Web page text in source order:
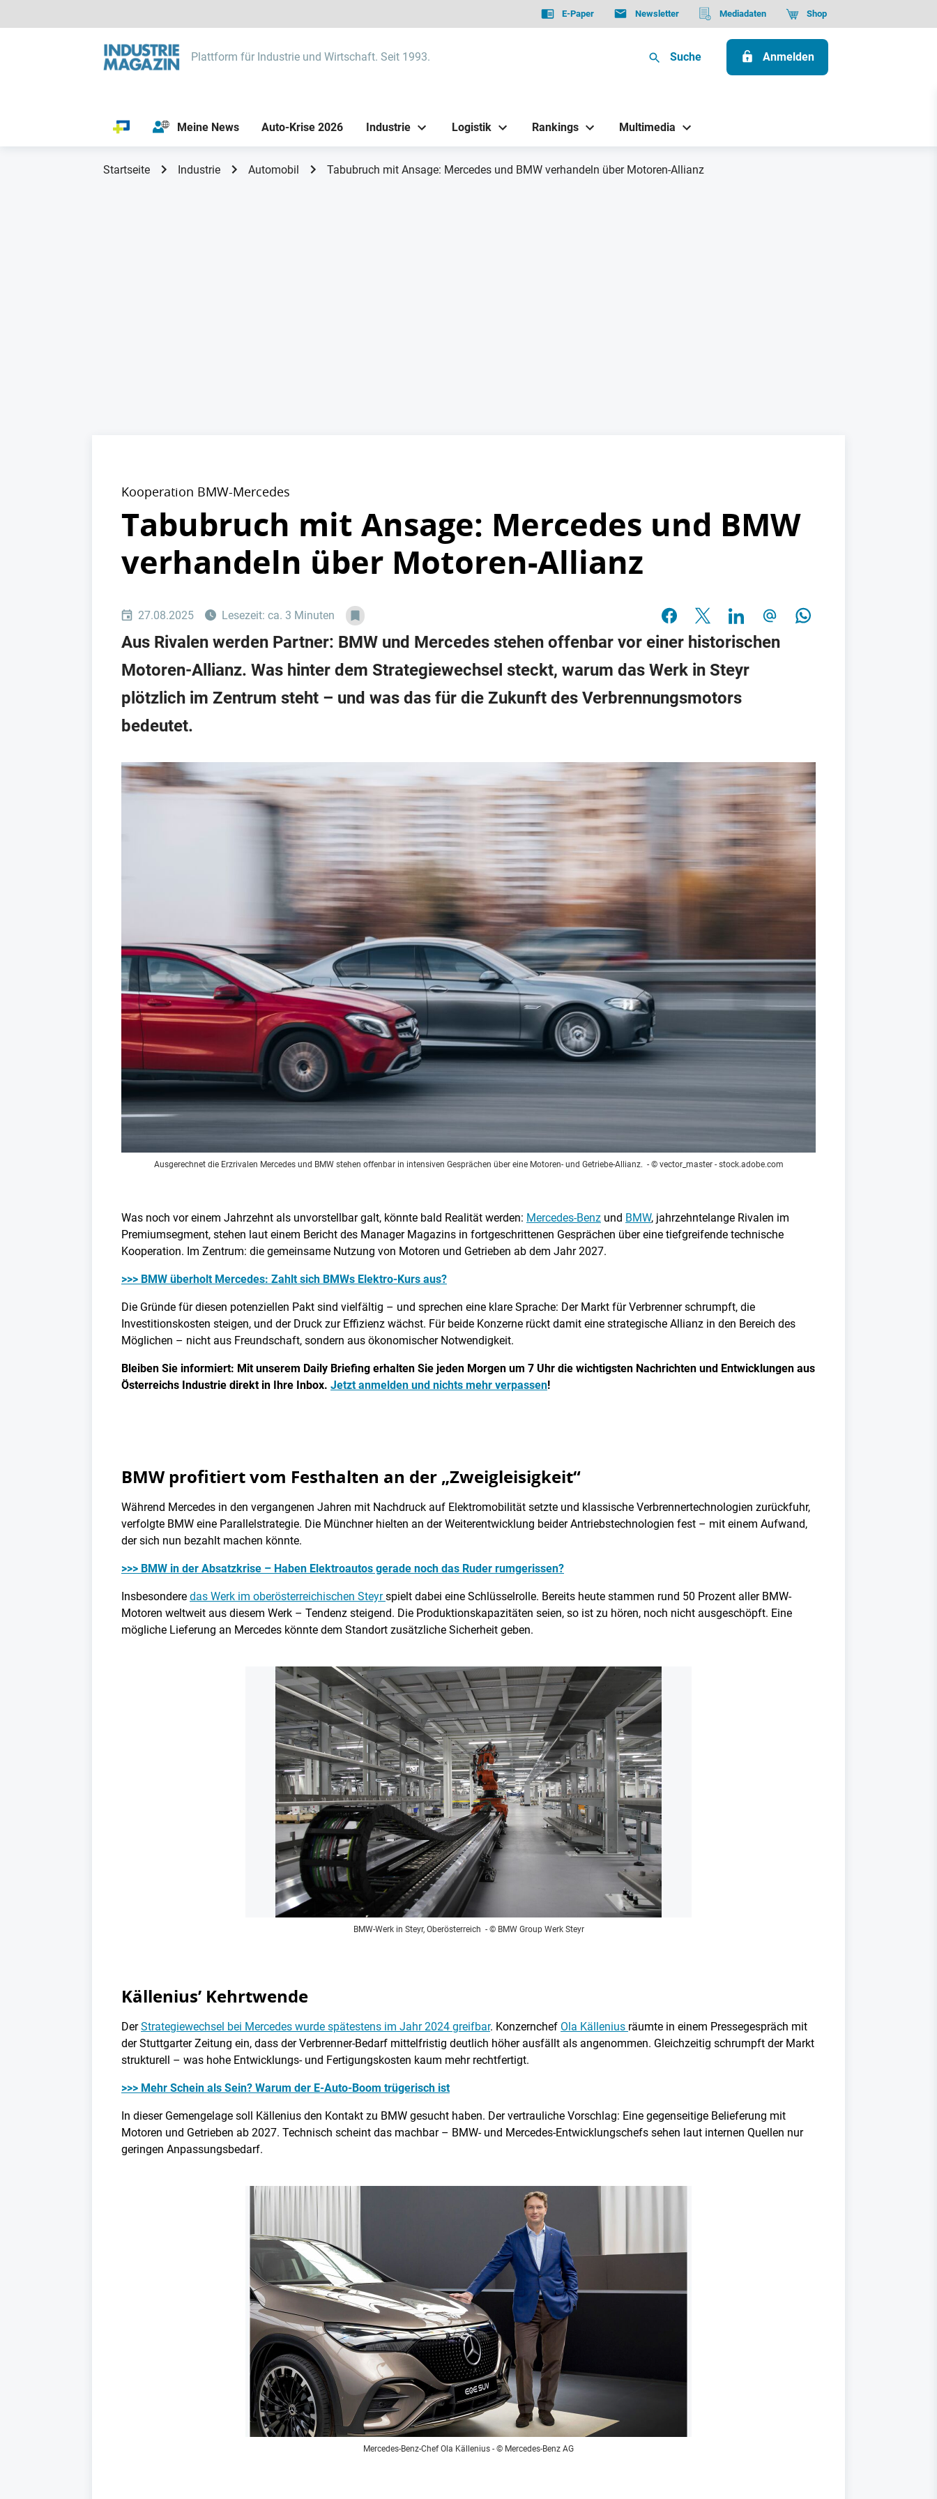
E-Paper Newsletter Mediadaten Shop
Plattform für Industrie und Wirtschaft. Seit 1993. Suche Anmelden
Meine News Auto-Krise 2026 Industrie Logistik Rankings Multimedia
Startseite Industrie Automobil Tabubruch mit Ansage: Mercedes und BMW verhandeln über Motoren-Allianz
Kooperation BMW-Mercedes
Tabubruch mit Ansage: Mercedes und BMW
verhandeln über Motoren-Allianz
27.08.2025 Lesezeit: ca. 3 Minuten
Aus Rivalen werden Partner: BMW und Mercedes stehen offenbar vor einer historischen
Motoren-Allianz. Was hinter dem Strategiewechsel steckt, warum das Werk in Steyr
plötzlich im Zentrum steht – und was das für die Zukunft des Verbrennungsmotors
bedeutet.
Ausgerechnet die Erzrivalen Mercedes und BMW stehen offenbar in intensiven Gesprächen über eine Motoren- und Getriebe-Allianz. - © vector_master - stock.adobe.com
Was noch vor einem Jahrzehnt als unvorstellbar galt, könnte bald Realität werden: Mercedes-Benz und BMW, jahrzehntelange Rivalen im
Premiumsegment, stehen laut einem Bericht des Manager Magazins in fortgeschrittenen Gesprächen über eine tiefgreifende technische
Kooperation. Im Zentrum: die gemeinsame Nutzung von Motoren und Getrieben ab dem Jahr 2027.
>>> BMW überholt Mercedes: Zahlt sich BMWs Elektro-Kurs aus?
Die Gründe für diesen potenziellen Pakt sind vielfältig – und sprechen eine klare Sprache: Der Markt für Verbrenner schrumpft, die
Investitionskosten steigen, und der Druck zur Effizienz wächst. Für beide Konzerne rückt damit eine strategische Allianz in den Bereich des
Möglichen – nicht aus Freundschaft, sondern aus ökonomischer Notwendigkeit.
Bleiben Sie informiert: Mit unserem Daily Briefing erhalten Sie jeden Morgen um 7 Uhr die wichtigsten Nachrichten und Entwicklungen aus
Österreichs Industrie direkt in Ihre Inbox. Jetzt anmelden und nichts mehr verpassen!
BMW profitiert vom Festhalten an der „Zweigleisigkeit“
Während Mercedes in den vergangenen Jahren mit Nachdruck auf Elektromobilität setzte und klassische Verbrennertechnologien zurückfuhr,
verfolgte BMW eine Parallelstrategie. Die Münchner hielten an der Weiterentwicklung beider Antriebstechnologien fest – mit einem Aufwand,
der sich nun bezahlt machen könnte.
>>> BMW in der Absatzkrise – Haben Elektroautos gerade noch das Ruder rumgerissen?
Insbesondere das Werk im oberösterreichischen Steyrspielt dabei eine Schlüsselrolle. Bereits heute stammen rund 50 Prozent aller BMW-
Motoren weltweit aus diesem Werk – Tendenz steigend. Die Produktionskapazitäten seien, so ist zu hören, noch nicht ausgeschöpft. Eine
mögliche Lieferung an Mercedes könnte dem Standort zusätzliche Sicherheit geben.
BMW-Werk in Steyr, Oberösterreich - © BMW Group Werk Steyr
Källenius’ Kehrtwende
DerStrategiewechsel bei Mercedes wurde spätestens im Jahr 2024 greifbar. Konzernchef Ola Källenius räumte in einem Pressegespräch mit
der Stuttgarter Zeitung ein, dass der Verbrenner-Bedarf mittelfristig deutlich höher ausfällt als angenommen. Gleichzeitig schrumpft der Markt
strukturell – was hohe Entwicklungs- und Fertigungskosten kaum mehr rechtfertigt.
>>> Mehr Schein als Sein? Warum der E-Auto-Boom trügerisch ist
In dieser Gemengelage soll Källenius den Kontakt zu BMW gesucht haben. Der vertrauliche Vorschlag: Eine gegenseitige Belieferung mit
Motoren und Getrieben ab 2027. Technisch scheint das machbar – BMW- und Mercedes-Entwicklungschefs sehen laut internen Quellen nur
geringen Anpassungsbedarf.
Mercedes-Benz-Chef Ola Källenius - © Mercedes-Benz AG